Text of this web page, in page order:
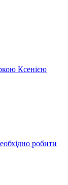
Ксенією
робити